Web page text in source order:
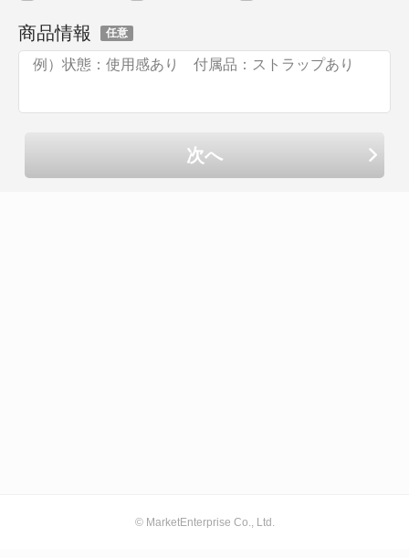
商品情報 任意
次へ
© MarketEnterprise Co., Ltd.